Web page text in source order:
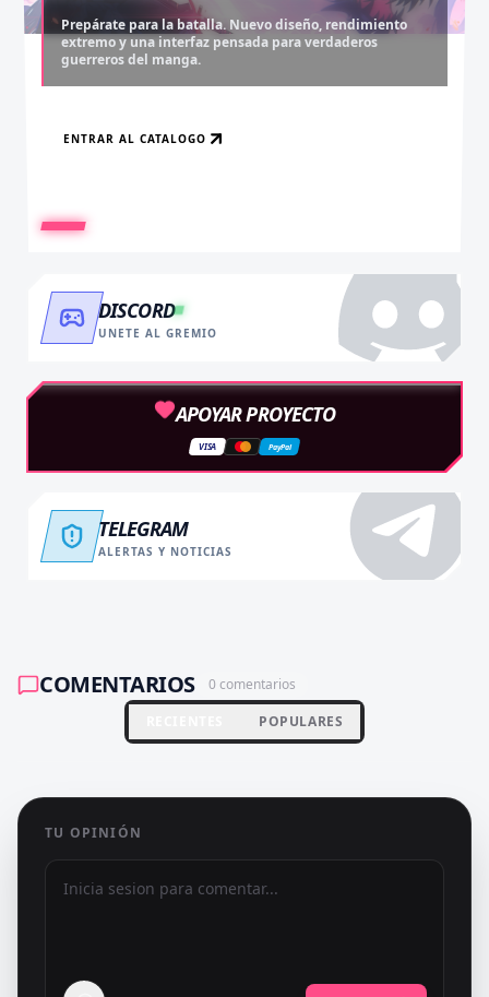
Prepárate para la batalla. Nuevo diseño, rendimiento
extremo y una interfaz pensada para verdaderos
guerreros del manga.
ENTRAR AL CATALOGO
Desbloquea capítulos legendarios. Recarga tus monedas
y accede al contenido más exclusivo sin límites.
RECARGAR AHORA
Asciende al rango máximo. Experiencia sin anuncios,
descargas infinitas y acceso anticipado.
VER BENEFICIOS
DISCORD
UNETE AL GREMIO
APOYAR PROYECTO
VISA PayPal
TELEGRAM
ALERTAS Y NOTICIAS
COMENTARIOS 0 comentarios
POPULARES
TU OPINIÓN